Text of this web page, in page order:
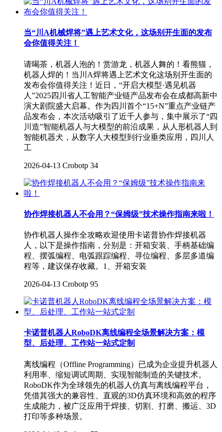
当“川A机械焊将”遇上艺术文化，这场别开生面的发布
会你值得关注！
请喝茶，机器人泡的！赏游龙，机器人舞的！看熊猫，
机器人焊的！当川A焊将遇上艺术文化这场别开生面的
发布会你值得关注！近日，“开启大模型·遇见机器
人”2025四川省人工智能产业链产品发布会在成都高新中
演大剧院盛大启幕。作为四川首个“15+N”重点产业链产
品发布会，本次活动吸引了近千人参与，集中展示了“四
川造”智能机器人与大模型的前沿成果，从人形机器人到
智能机器犬，从数字人大模型到行业垂类应用，四川人
工
2026-04-13 Crobotp 34
协作焊接机器人不会用？“保姆级”技术操作指南来啦！
协作机器人操作全攻略欢迎使用卡诺普协作焊接机器
人，以下是操作指南，分别是：开箱安装、手柄基础编
程、摆弧编程、电弧跟踪编程、寻位编程、多层多道编
程等，建议保存收藏。1、开箱安装
2026-04-13 Crobotp 95
卡诺普机器人RoboDK离线编程全场景解决方案：模
型、后处理、工作站一站式定制
离线编程（Offline Programming）已成为企业提升机器人
利用率、缩短调试周期、实现智能制造的关键技术。
RoboDK作为全球领先的机器人仿真与离线编程平台，
凭借其强大的兼容性、直观的3D仿真环境和高效的程序
生成能力，被广泛应用于焊接、切割、打磨、搬运、3D
打印等多种场景。